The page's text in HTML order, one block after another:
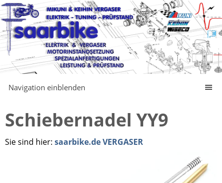
Navigation einblenden
Schiebernadel YY9
Sie sind hier: saarbike.de VERGASER